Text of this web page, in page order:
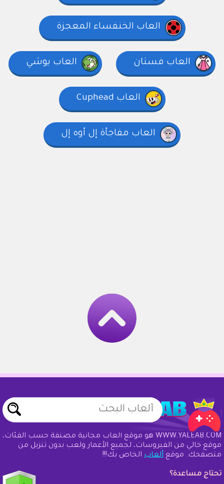
العاب الخنفساء المعجزة
العاب فستان العاب يوشي
العاب Cuphead
العاب مفاجأة إل أوه إل
WWW.YALEAB.COM هو موقع ألعاب مجانية مصنفة حسب الفئات،
موقع خالي من الفيروسات، لجميع الأعمار ولعب بدون تنزيل من
متصفحك. موقع ألعاب الخاص بك!!!
تحتاج مساعدة؟